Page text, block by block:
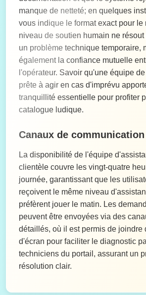
manque de netteté; en quelques
vous indique le format exact pour le
niveau de soutien humain ne
un problème technique temporaire,
également la confiance mutuelle
l'opérateur. Savoir qu'une équipe
prête à agir en cas d'imprévu
tranquillité essentielle pour profiter
catalogue ludique.
Canaux de
La disponibilité de l'équipe
clientèle couvre les vingt-quatre
journée, garantissant que les
reçoivent le même niveau
préfèrent jouer le matin. Les
peuvent être envoyées via des
détaillés, où il est permis de joindre
d'écran pour faciliter le diagnostic
techniciens du portail, assurant un
résolution clair.